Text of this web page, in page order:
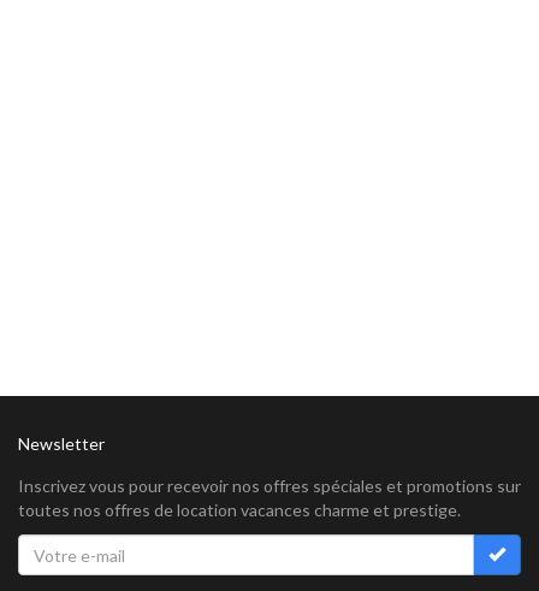
Newsletter
Inscrivez vous pour recevoir nos offres spéciales et promotions sur
toutes nos offres de location vacances charme et prestige.